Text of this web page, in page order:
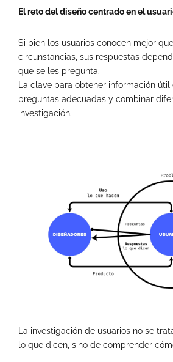
El reto del diseño centrado en el
Si bien los usuarios conocen mejor
circunstancias, sus respuestas
que se les pregunta.
La clave para obtener información
preguntas adecuadas y combinar
investigación.
La investigación de usuarios no se
lo que dicen, sino de comprender